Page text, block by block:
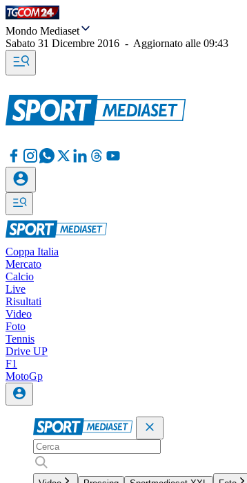
Mondo Mediaset
Sabato 31 Dicembre 2016 - Aggiornato alle 09:43
Coppa Italia
Mercato
Calcio
Live
Risultati
Video
Foto
Tennis
Drive UP
F1
MotoGp